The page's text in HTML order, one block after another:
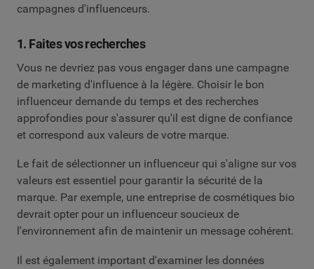
campagnes d'influenceurs.
1. Faites vos recherches
Vous ne devriez pas vous engager dans une campagne
de marketing d'influence à la légère. Choisir le bon
influenceur demande du temps et des recherches
approfondies pour s'assurer qu'il est digne de confiance
et correspond aux valeurs de votre marque.
Le fait de sélectionner un influenceur qui s'aligne sur vos
valeurs est essentiel pour garantir la sécurité de la
marque. Par exemple, une entreprise de cosmétiques bio
devrait opter pour un influenceur soucieux de
l'environnement afin de maintenir un message cohérent.
Il est également important d'examiner les données